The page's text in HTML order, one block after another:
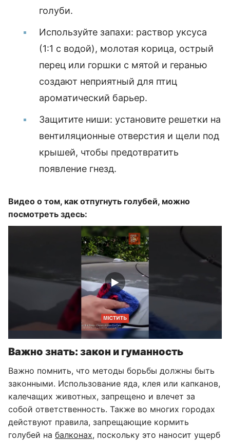
голуби.
Используйте запахи: раствор уксуса
(1:1 с водой), молотая корица, острый
перец или горшки с мятой и геранью
создают неприятный для птиц
ароматический барьер.
Защитите ниши: установите решетки на
вентиляционные отверстия и щели под
крышей, чтобы предотвратить
появление гнезд.
Видео о том, как отпугнуть голубей, можно
посмотреть здесь:
Важно знать: закон и гуманность
Важно помнить, что методы борьбы должны быть
законными. Использование яда, клея или капканов,
калечащих животных, запрещено и влечет за
собой ответственность. Также во многих городах
действуют правила, запрещающие кормить
голубей на балконах, поскольку это наносит ущерб